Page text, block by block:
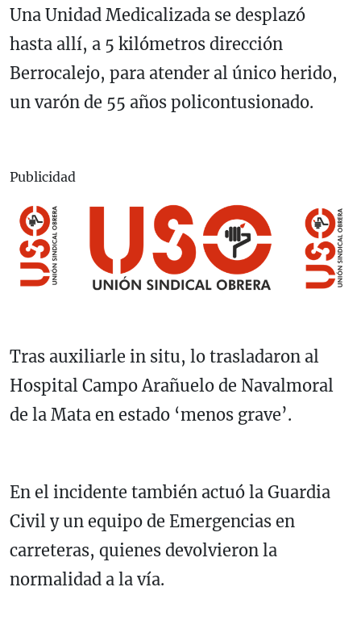
Una Unidad Medicalizada se desplazó
hasta allí, a 5 kilómetros dirección
Berrocalejo, para atender al único herido,
un varón de 55 años policontusionado.
Publicidad
Tras auxiliarle in situ, lo trasladaron al
Hospital Campo Arañuelo de Navalmoral
de la Mata en estado ‘menos grave’.
En el incidente también actuó la Guardia
Civil y un equipo de Emergencias en
carreteras, quienes devolvieron la
normalidad a la vía.